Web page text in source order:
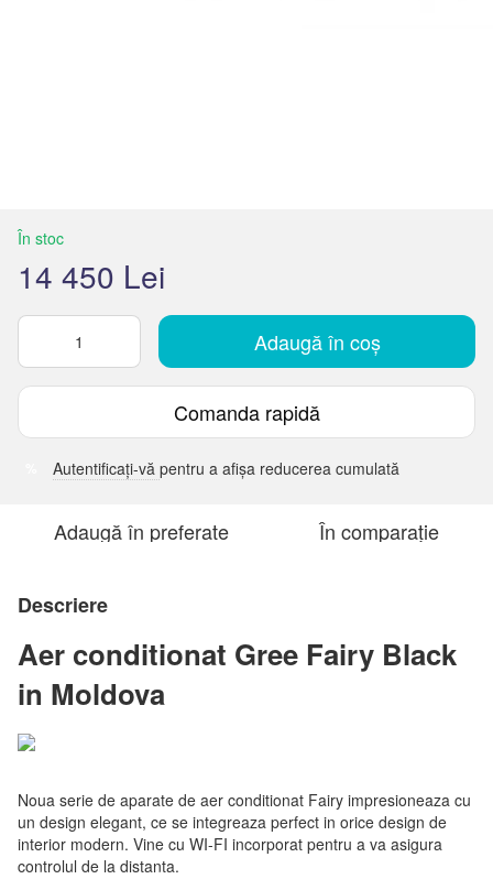
În stoc
14 450 Lei
Adaugă în coș
Comanda rapidă
Autentificați-vă pentru a afișa reducerea cumulată
Adaugă în preferate În comparație
Descriere
Aer conditionat Gree Fairy Black
in Moldova
Noua serie de aparate de aer conditionat Fairy impresioneaza cu
un design elegant, ce se integreaza perfect in orice design de
interior modern. Vine cu WI-FI incorporat pentru a va asigura
controlul de la distanta.